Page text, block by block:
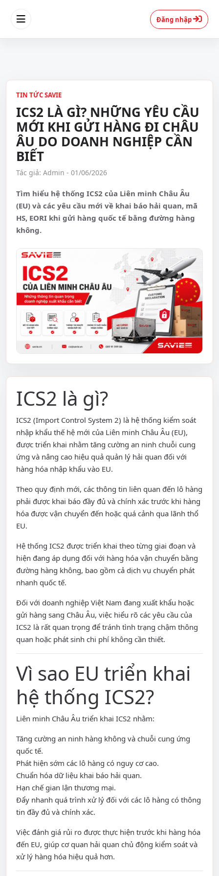
Đăng nhập
TIN TỨC SAVIE
ICS2 LÀ GÌ? NHỮNG YÊU CẦU
MỚI KHI GỬI HÀNG ĐI CHÂU
ÂU DO DOANH NGHIỆP CẦN
BIẾT
Tác giả: Admin - 01/06/2026
Tìm hiểu hệ thống ICS2 của Liên minh Châu Âu
(EU) và các yêu cầu mới về khai báo hải quan, mã
HS, EORI khi gửi hàng quốc tế bằng đường hàng
không.
ICS2 là gì?
ICS2 (Import Control System 2) là hệ thống kiểm soát
nhập khẩu thế hệ mới của Liên minh Châu Âu (EU),
được triển khai nhằm tăng cường an ninh chuỗi cung
ứng và nâng cao hiệu quả quản lý hải quan đối với
hàng hóa nhập khẩu vào EU.
Theo quy định mới, các thông tin liên quan đến lô hàng
phải được khai báo đầy đủ và chính xác trước khi hàng
hóa được vận chuyển đến hoặc quá cảnh qua lãnh thổ
EU.
Hệ thống ICS2 được triển khai theo từng giai đoạn và
hiện đang áp dụng đối với hàng hóa vận chuyển bằng
đường hàng không, bao gồm cả dịch vụ chuyển phát
nhanh quốc tế.
Đối với doanh nghiệp Việt Nam đang xuất khẩu hoặc
gửi hàng sang Châu Âu, việc hiểu rõ các yêu cầu của
ICS2 là rất quan trọng để tránh tình trạng chậm thông
quan hoặc phát sinh chi phí không cần thiết.
Vì sao EU triển khai
hệ thống ICS2?
Liên minh Châu Âu triển khai ICS2 nhằm:
Tăng cường an ninh hàng không và chuỗi cung ứng
quốc tế.
Phát hiện sớm các lô hàng có nguy cơ cao.
Chuẩn hóa dữ liệu khai báo hải quan.
Hạn chế gian lận thương mại.
Đẩy nhanh quá trình xử lý đối với các lô hàng có thông
tin đầy đủ và chính xác.
Việc đánh giá rủi ro được thực hiện trước khi hàng hóa
đến EU, giúp cơ quan hải quan chủ động kiểm soát và
xử lý hàng hóa hiệu quả hơn.